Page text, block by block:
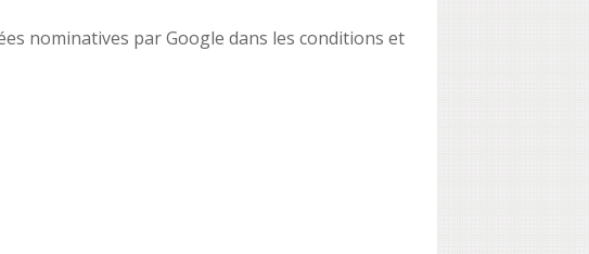
nominatives par Google dans les conditions et